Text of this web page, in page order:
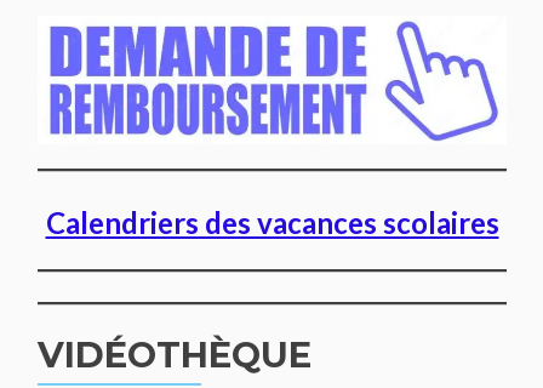
Calendriers des vacances scolaires
VIDÉOTHÈQUE